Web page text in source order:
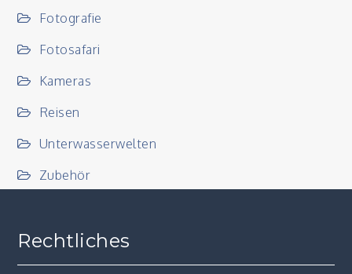
Fotografie
Fotosafari
Kameras
Reisen
Unterwasserwelten
Zubehör
Rechtliches